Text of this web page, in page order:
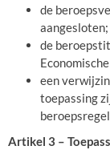
de
aangesloten;
de
een
toepassing
Artikel 3 –